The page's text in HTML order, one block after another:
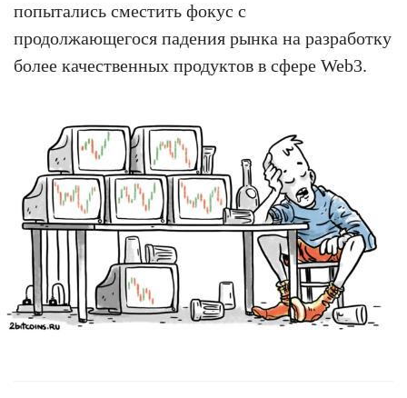
попытались сместить фокус с
продолжающегося падения рынка на разработку
более качественных продуктов в сфере Web3.